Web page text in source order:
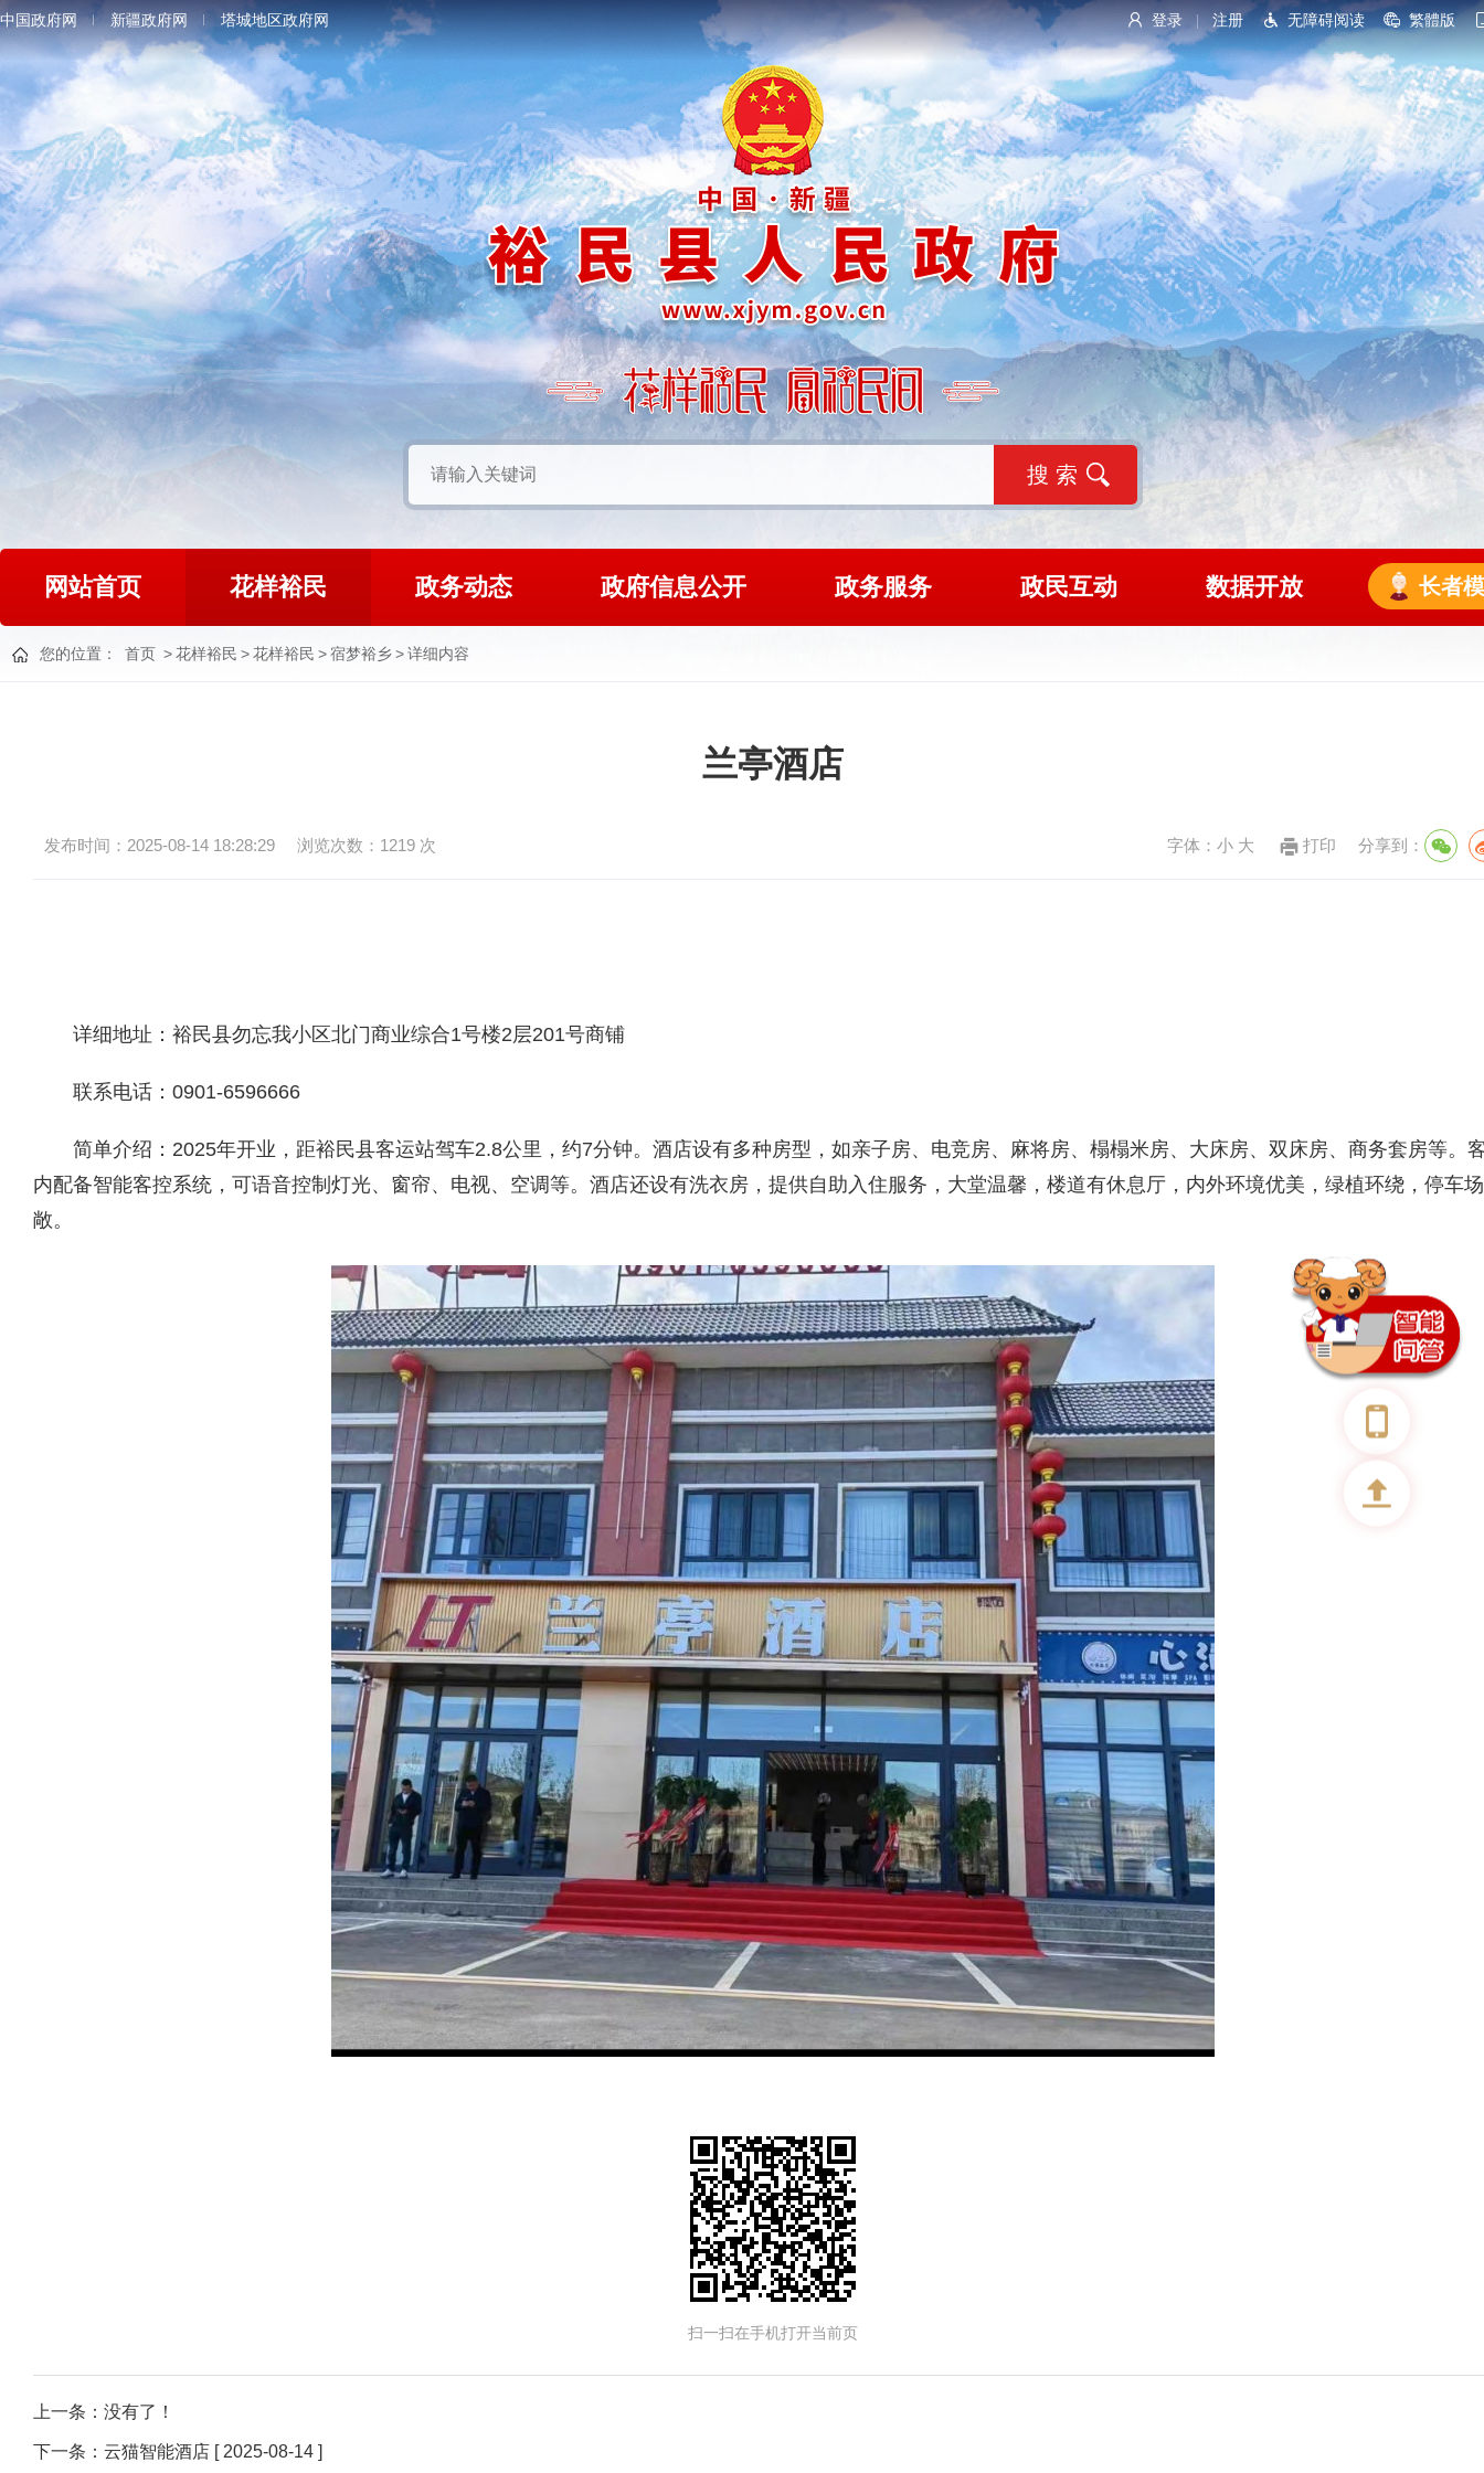
登录 注册 无障碍阅读 繁體版
中国政府网 新疆政府网 塔城地区政府网
网站首页 花样裕民 政务动态 政府信息公开 政务服务 政民互动 数据开放 长者
您的位置： 首页 >花样裕民 >花样裕民 >宿梦裕乡>详细内容
兰亭酒店
发布时间：2025-08-14 18:28:29 浏览次数： 1219 次 字体： 小 大 打印 分享到：
详细地址 ： 裕民县勿忘我小区北门商业综合1号楼2层201号商铺
联系电话 ： 0901-6596666
简单介绍： 2025年开业，距裕民县客运站驾车2.8公里，约7分钟。酒店设有多种房型，如亲子房、电竞房、麻将房、榻榻米房、大床房、双床房、商务套房等。
内配备智能客控系统，可语音控制灯光、窗帘、电视、空调等。酒店还设有洗衣房，提供自助入住服务，大堂温馨，楼道有休息厅，内外环境优美，绿植环绕，停车
敞。
扫一扫在手机打开当前页
上一条：没有了！
下一条： 云猫智能酒店 [ 2025-08-14 ]